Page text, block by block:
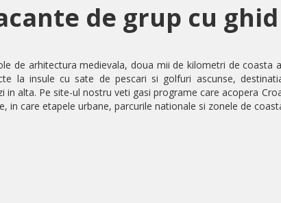
de grup cu ghid
de arhitectura medievala, doua mii de kilometri de coasta
la insule cu sate de pescari si golfuri ascunse,
alta. Pe site-ul nostru veti gasi programe care acopera
in care etapele urbane, parcurile nationale si zonele de